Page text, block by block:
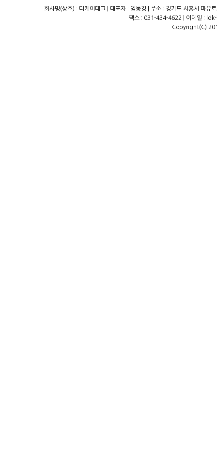
회사명(상호) : 디케이테크 | 대표자 : 임동경 | 주소 : 경기도 시흥시 마
팩스 : 031-434-4622 | 이메일 :
Copyright(C)